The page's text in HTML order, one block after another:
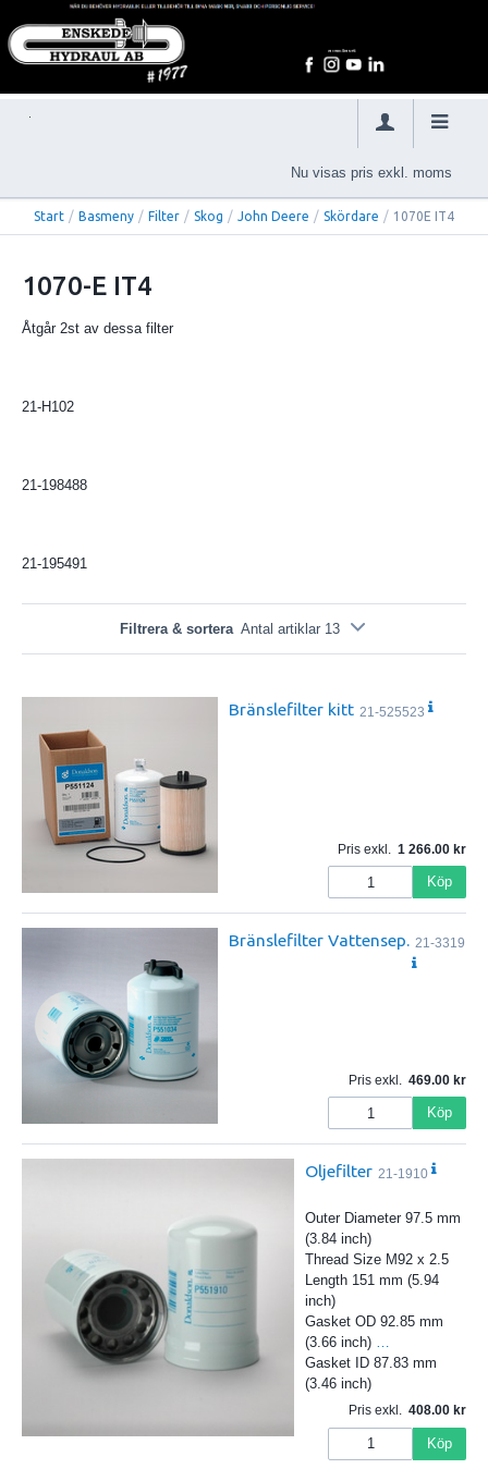
Nu visas pris exkl. moms
Start / Basmeny / Filter / Skog / John Deere / Skördare / 1070E IT4
1070-E IT4
Åtgår 2st av dessa filter
21-H102
21-198488
21-195491
Filtrera & sortera Antal artiklar 13
Bränslefilter kitt 21-525523
Pris exkl. 1 266.00
Köp
Bränslefilter Vattensep. 21-3319
Pris exkl. 469.00
Köp
Oljefilter 21-1910
Outer Diameter 97.5 mm
(3.84 inch)
Thread Size M92 x 2.5
Length 151 mm (5.94
inch)
Gasket OD 92.85 mm
(3.66 inch)
Gasket ID 87.83 mm
(3.46 inch)
Pris exkl. 408.00
Köp